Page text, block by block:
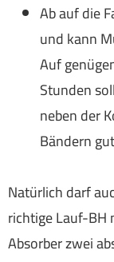
Ab auf die
und kann
Auf
Stunden
neben der
Bändern
Natürlich darf
richtige Lauf-BH
Absorber zwei